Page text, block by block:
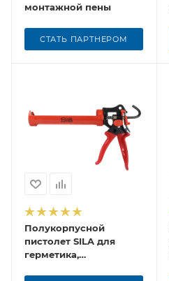
монтажной пены
СТАТЬ ПАРТНЕРОМ
Полукорпусной
пистолет SILA для
герметика,